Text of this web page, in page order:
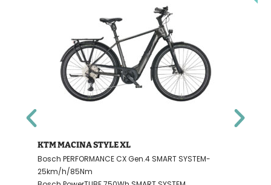
KTM MACINA STYLE XL
Bosch PERFORMANCE CX Gen.4 SMART SYSTEM-
25km/h/85Nm